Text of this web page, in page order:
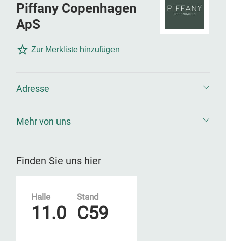
Piffany Copenhagen
ApS
Zur Merkliste hinzufügen
Adresse
Mehr von uns
Finden Sie uns hier
Halle
11.0
Stand
C59